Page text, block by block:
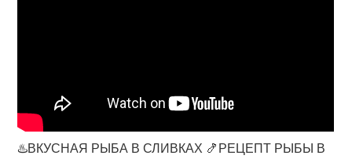
♨️ВКУСНАЯ РЫБА В СЛИВКАХ 🍤РЕЦЕПТ РЫБЫ В